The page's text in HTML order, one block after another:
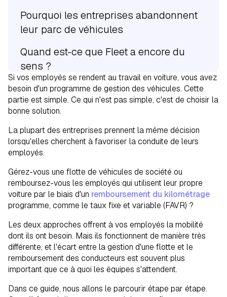
Pourquoi les entreprises abandonnent
leur parc de véhicules
Quand est-ce que Fleet a encore du
sens ?
Comment passer de Fleet à FAVR
Faire le changement : pourquoi la
transition en vaut la peine
FAQs
Si vos employés se rendent au travail en voiture, vous avez
besoin d'un programme de gestion des véhicules. Cette
partie est simple. Ce qui n'est pas simple, c'est de choisir la
bonne solution.
La plupart des entreprises prennent la même décision
lorsqu'elles cherchent à favoriser la conduite de leurs
employés.
Gérez-vous une flotte de véhicules de société ou
remboursez-vous les employés qui utilisent leur propre
voiture par le biais d'un remboursement du kilométrage
programme, comme le taux fixe et variable (FAVR) ?
Les deux approches offrent à vos employés la mobilité
dont ils ont besoin. Mais ils fonctionnent de manière très
différente, et l'écart entre la gestion d'une flotte et le
remboursement des conducteurs est souvent plus
important que ce à quoi les équipes s'attendent.
Dans ce guide, nous allons le parcourir étape par étape.